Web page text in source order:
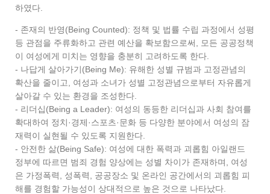
하였다.
- 존재의 반영(Being Counted): 정책 및 법률 수립 과정에서 성평
등 관점을 주류화하고 관련 예산을 확보함으로써, 모든 공공정책
이 여성에게 미치는 영향을 충분히 고려하도록 한다.
- 나답게 살아가기(Being Me): 유해한 성별 규범과 고정관념의
확산을 줄이고, 여성과 소녀가 성별 고정관념으로부터 자유롭게
살아갈 수 있는 환경을 조성한다.
- 리더십(Being a Leader): 여성의 동등한 리더십과 사회 참여를
확대하여 정치·경제·스포츠·문화 등 다양한 분야에서 여성의 잠
재력이 실현될 수 있도록 지원한다.
- 안전한 삶(Being Safe): 여성에 대한 폭력과 괴롭힘 아일랜드
정부에 따르면 범죄 경험 양상에는 성별 차이가 존재하며, 여성
은 가정폭력, 성폭력, 공공장소 및 온라인 공간에서의 괴롭힘 피
해를 경험할 가능성이 상대적으로 높은 것으로 나타났다.